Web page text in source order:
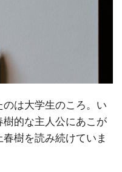
は大学生のころ。い
的な主人公にあこが
樹を読み続けていま